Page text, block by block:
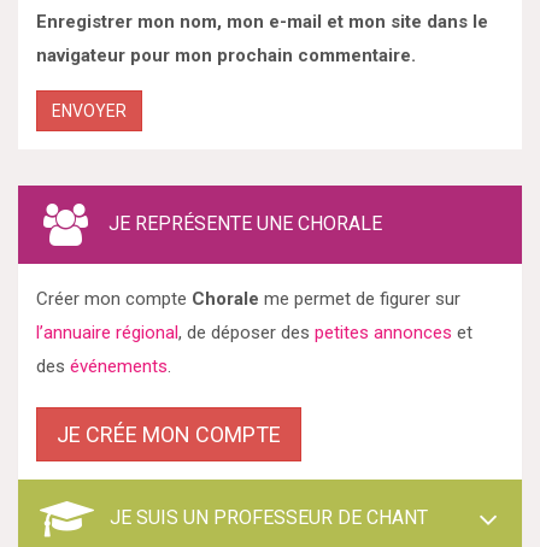
Enregistrer mon nom, mon e-mail et mon site dans le
navigateur pour mon prochain commentaire.
ENVOYER
JE REPRÉSENTE UNE CHORALE
Créer mon compte Chorale me permet de figurer sur
l’annuaire régional, de déposer des petites annonces et
des événements.
JE CRÉE MON COMPTE
JE SUIS UN PROFESSEUR DE CHANT